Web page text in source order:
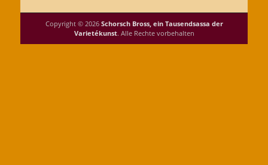
Copyright © 2026 Schorsch Bross, ein Tausendsassa der
Varietékunst. Alle Rechte vorbehalten